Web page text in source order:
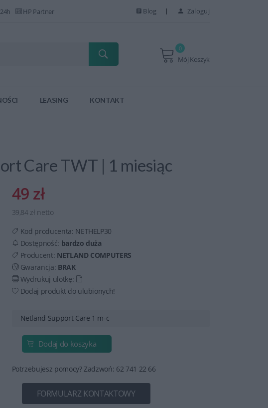
HP Partner Blog Zaloguj
Mój Koszyk
0
LEASING KONTAKT
Care TWT | 1 miesiąc
49 zł
39,84 zł netto
Kod producenta: NETHELP30
Dostępność: bardzo duża
Producent: NETLAND COMPUTERS
Gwarancja: BRAK
Wydrukuj ulotkę:
Dodaj produkt do ulubionych!
Netland Support Care 1 m-c
Dodaj do koszyka
Potrzebujesz pomocy? Zadzwoń: 62 741 22 66
FORMULARZ KONTAKTOWY